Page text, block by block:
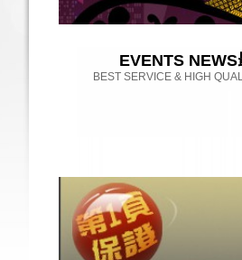
EVENTS NEWS
BEST SERVICE & HIGH